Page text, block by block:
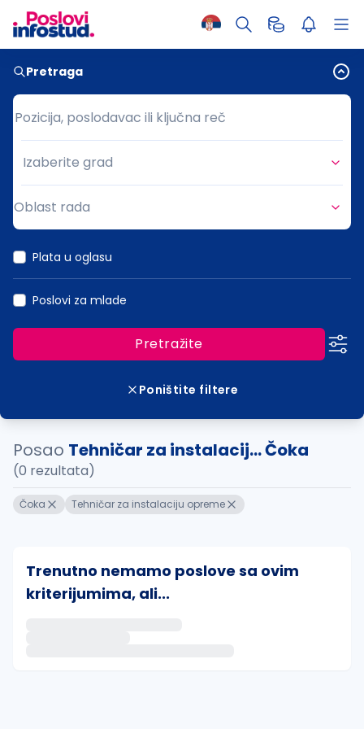
Pretraga
Pozicija, poslodavac ili ključna reč
Pozicija, poslodavac ili ključna reč
Grad
Izaberite grad
Oblast rada
Plata u oglasu
Poslovi za mlade
Pretražite
Poništite filtere
Posao Tehničar za instalacij... Čoka
(0 rezultata)
Čoka Tehničar za instalaciju opreme
Trenutno nemamo poslove sa ovim
kriterijumima, ali...